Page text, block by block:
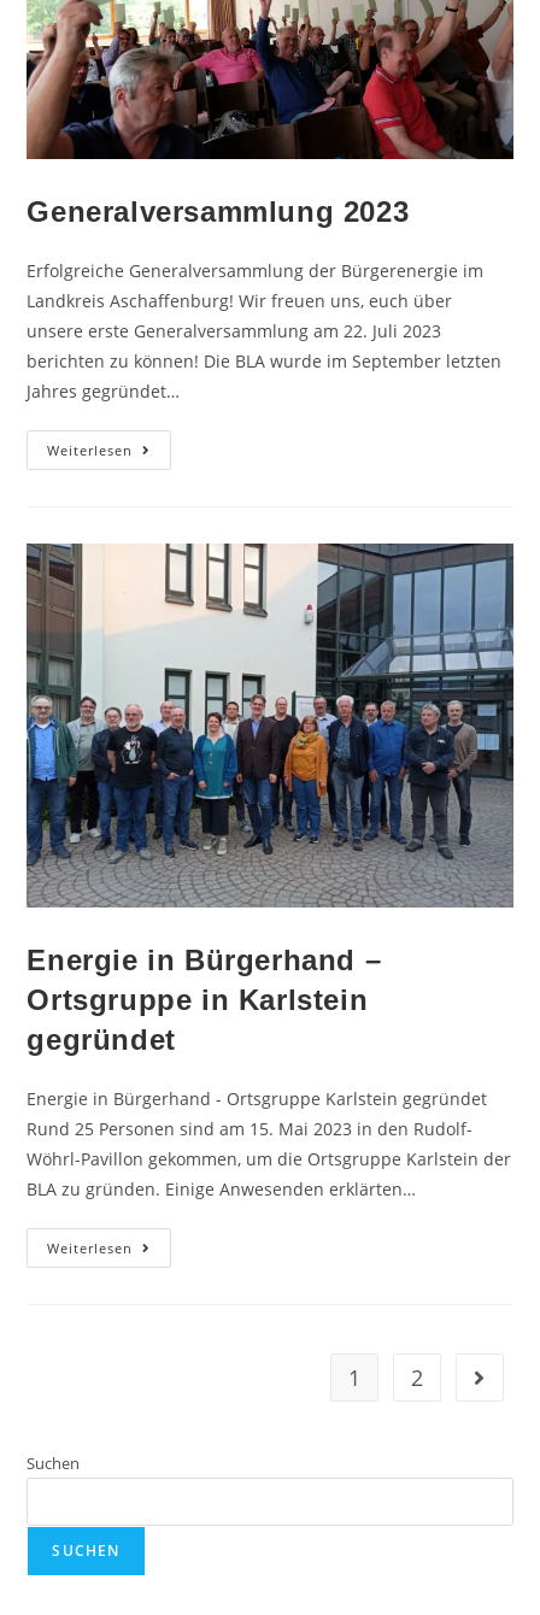
Generalversammlung 2023
Erfolgreiche Generalversammlung der Bürgerenergie im
Landkreis Aschaffenburg! Wir freuen uns, euch über
unsere erste Generalversammlung am 22. Juli 2023
berichten zu können! Die BLA wurde im September letzten
Jahres gegründet…
Weiterlesen
Energie in Bürgerhand –
Ortsgruppe in Karlstein
gegründet
Energie in Bürgerhand - Ortsgruppe Karlstein gegründet
Rund 25 Personen sind am 15. Mai 2023 in den Rudolf-
Wöhrl-Pavillon gekommen, um die Ortsgruppe Karlstein der
BLA zu gründen. Einige Anwesenden erklärten…
Weiterlesen
1 2
Suchen
SUCHEN